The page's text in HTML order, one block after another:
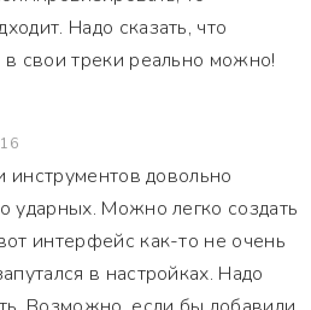
Надо сказать, что
свои треки реально можно!
инструментов довольно
ударных. Можно легко создать
интерфейс как-то не очень
в настройках. Надо